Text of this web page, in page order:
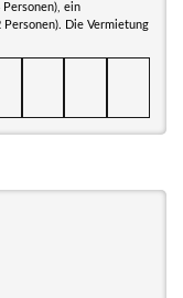
ein
Personen). Die Vermietung